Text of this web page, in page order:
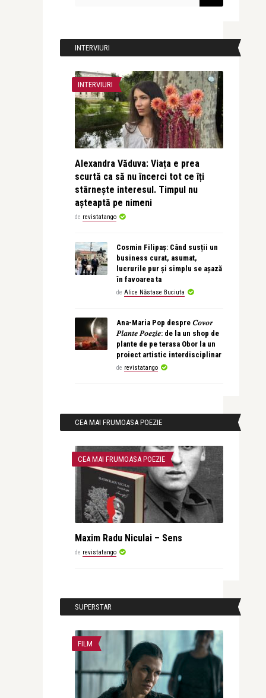
INTERVIURI
INTERVIURI
Alexandra Văduva: Viața e prea
scurtă ca să nu încerci tot ce îți
stârnește interesul. Timpul nu
așteaptă pe nimeni
de revistatango
Cosmin Filipaș: Când susții un
business curat, asumat,
lucrurile pur și simplu se așază
în favoarea ta
de Alice Năstase Buciuta
Ana-Maria Pop despre 𝐶𝑜𝑣𝑜𝑟
𝑃𝑙𝑎𝑛𝑡𝑒 𝑃𝑜𝑒𝑧𝑖𝑒: de la un shop de
plante de pe terasa Obor la un
proiect artistic interdisciplinar
de revistatango
CEA MAI FRUMOASA POEZIE
CEA MAI FRUMOASA POEZIE
Maxim Radu Niculai – Sens
de revistatango
SUPERSTAR
FILM